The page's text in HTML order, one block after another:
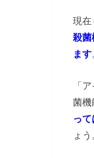
現在
殺菌
ます
「
菌機
っ
ょう